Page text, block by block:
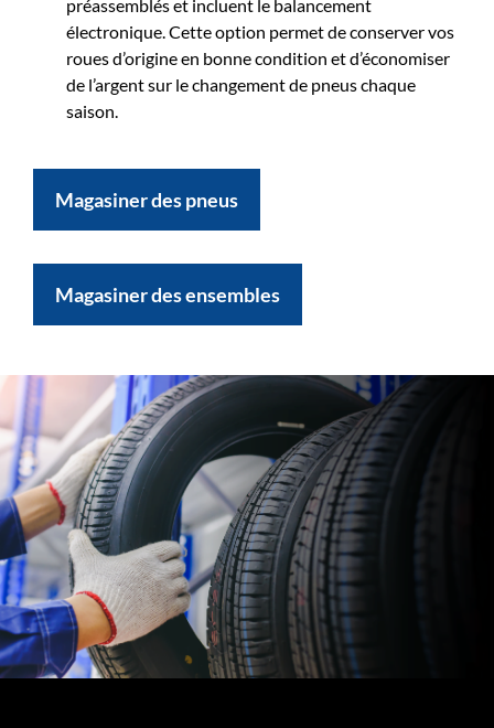
préassemblés et incluent le balancement
électronique. Cette option permet de conserver vos
roues d’origine en bonne condition et d’économiser
de l’argent sur le changement de pneus chaque
saison.
Magasiner des pneus
Magasiner des ensembles